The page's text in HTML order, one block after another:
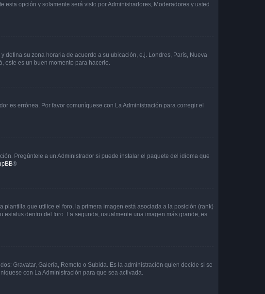
esta opción y solamente será visto por Administradores, Moderadores y usted
defina su zona horaria de acuerdo a su ubicación, e.j. Londres, París, Nueva
este es un buen momento para hacerlo.
es errónea. Por favor comuníquese con La Administración para corregir el
Pregúntele a un Administrador si puede instalar el paquete del idioma que
®
que utilice el foro, la primera imagen está asociada a la posición (rank)
dentro del foro. La segunda, usualmente una imagen más grande, es
Gravatar, Galería, Remoto o Subida. Es la administración quien decide si se
con La Administración para que sea activada.